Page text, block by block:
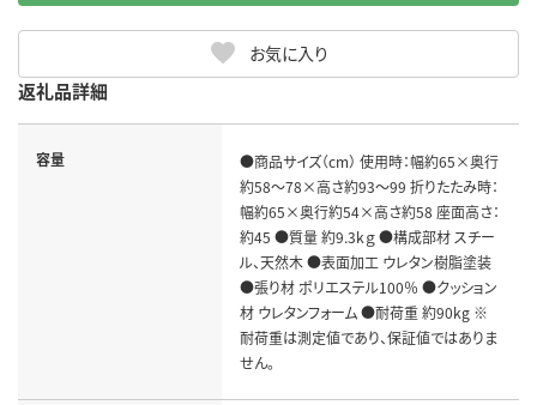
お気に入り
返礼品詳細
容量
●商品サイズ（cm） 使用時：幅約65×奥行
約58～78×高さ約93～99 折りたたみ時：
幅約65×奥行約54×高さ約58 座面高さ：
約45 ●質量 約9.3kｇ ●構成部材 スチー
ル、天然木 ●表面加工 ウレタン樹脂塗装
●張り材 ポリエステル100％ ●クッション
材 ウレタンフォーム ●耐荷重 約90kg ※
耐荷重は測定値であり、保証値ではありま
せん。